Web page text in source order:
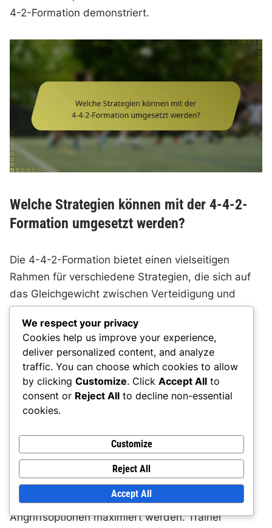
4-2-Formation demonstriert.
Welche Strategien können mit der 4-4-2-
Formation umgesetzt werden?
Die 4-4-2-Formation bietet einen vielseitigen
Rahmen für verschiedene Strategien, die sich auf
das Gleichgewicht zwischen Verteidigung und
Angriff konzentrieren. Teams können ihren Ansatz
basierend auf den Stärken des Gegners, den
Fähigkeiten der Spieler und den Spielsituationen
anpassen und Taktiken wie hohes Pressing,
Konterangriffe und Kontrolle im Mittelfeld
einsetzen.
In der 4-4-2-Formation drehen sich die
Schlüsselstrategien um die Aufrechterhaltung der
defensiven Stabilität, während gleichzeitig die
Angriffsoptionen maximiert werden. Trainer
We respect your privacy
Cookies help us improve your experience,
deliver personalized content, and analyze
traffic. You can choose which cookies to allow
by clicking Customize. Click Accept All to
consent or Reject All to decline non-essential
cookies.
Customize
Reject All
Accept All